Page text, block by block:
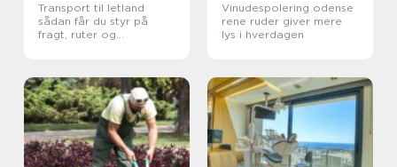
Transport til letland
sådan får du styr på
fragt, ruter og
Vinudespolering odense
rene ruder giver mere
lys i hverdagen